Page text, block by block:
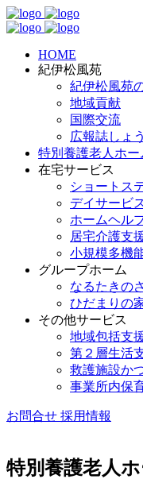
HOME
紀伊松風苑
紀伊松風苑
地域貢献
国際交流
広報誌しょ
特別養護老人ホー
在宅サービス
ショートス
デイサービ
ホームヘル
居宅介護支
小規模多機
グループホーム
なるたきの
ひだまりの
その他サービス
地域包括支
第２層生活
救護施設か
事業所内保
お問合せ 採用情報
特別養護老人